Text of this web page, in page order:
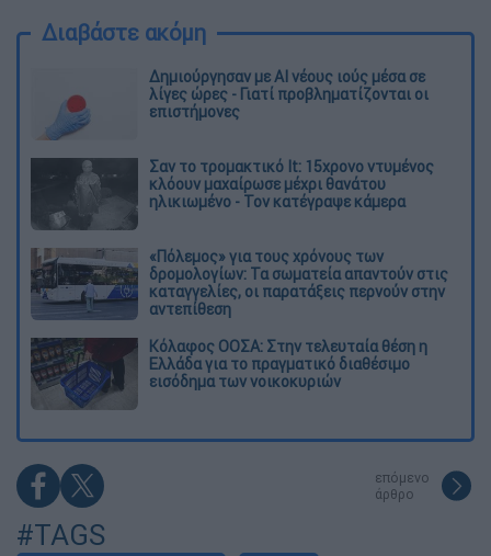
Διαβάστε ακόμη
Δημιούργησαν με AI νέους ιούς μέσα σε
λίγες ώρες - Γιατί προβληματίζονται οι
επιστήμονες
Σαν το τρομακτικό It: 15χρονο ντυμένος
κλόουν μαχαίρωσε μέχρι θανάτου
ηλικιωμένο - Τον κατέγραψε κάμερα
«Πόλεμος» για τους χρόνους των
δρομολογίων: Τα σωματεία απαντούν στις
καταγγελίες, οι παρατάξεις περνούν στην
αντεπίθεση
Κόλαφος ΟΟΣΑ: Στην τελευταία θέση η
Ελλάδα για το πραγματικό διαθέσιμο
εισόδημα των νοικοκυριών
επόμενο
άρθρο
#TAGS